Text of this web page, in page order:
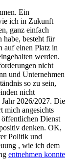
Ein
ich in Zukunft
ganz einfach
habe, besteht für
auf einen Platz in
werden.
nicht
und Unternehmen
so zu sein,
nicht
2026/2027. Die
mich angesichts
Dienst
denken. OK,
Politik und
, wie ich dem
entnehmen konnte